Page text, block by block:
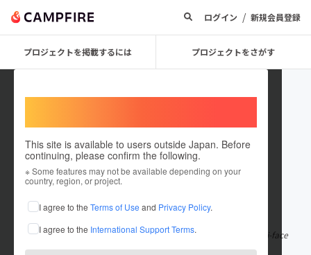
ログイン / 新規会員登録
プロジェクトを掲載するには プロジェクトをさがす
This site is available to users outside Japan. Before
continuing, please confirm the following.
※ Some features may not be available depending on your
country, region, or project.
I agree to the Terms of Use and Privacy Policy.
I agree to the International Support Terms.
totalsecurity
在住国：英国
出身国：英国
Established in 2020, Total Security is a highly professional, multi-face
ted security and c もっと見る